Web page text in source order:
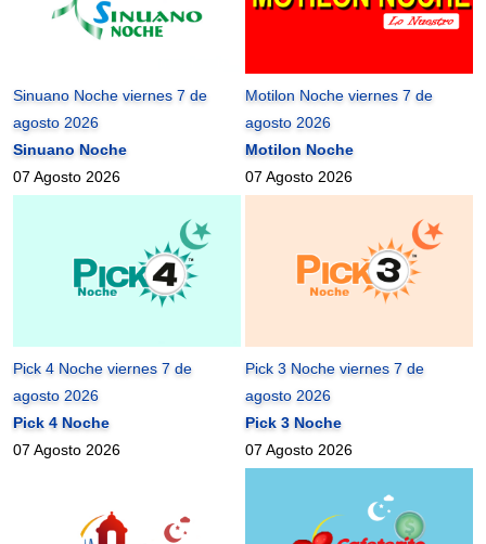
Sinuano Noche viernes 7 de
agosto 2026
Sinuano Noche
07 Agosto 2026
Motilon Noche viernes 7 de
agosto 2026
Motilon Noche
07 Agosto 2026
Pick 4 Noche viernes 7 de
agosto 2026
Pick 4 Noche
07 Agosto 2026
Pick 3 Noche viernes 7 de
agosto 2026
Pick 3 Noche
07 Agosto 2026